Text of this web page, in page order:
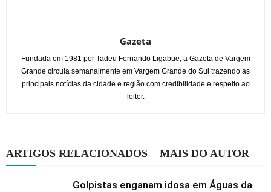
Gazeta
Fundada em 1981 por Tadeu Fernando Ligabue, a Gazeta de Vargem
Grande circula semanalmente em Vargem Grande do Sul trazendo as
principais notícias da cidade e região com credibilidade e respeito ao
leitor.
ARTIGOS RELACIONADOS MAIS DO AUTOR
Golpistas enganam idosa em Águas da